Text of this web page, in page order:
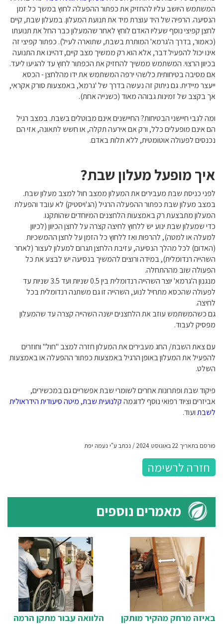
המשתמש היושב עליו להחזיק את כפתור ההפעלה לחוץ במשך כל זמן
הנסיעה. הרפיה של היד עוצרת מיד את תנועת המעלון. במעלון שבת, קיים
לחצן קפיצי נוסף שעליו האדם לוחץ לאחר שהמעלון כבר החל את תנועתו
(כאמור, בדרך ה'גרמא' המותרת בשבת, שתוארה לעיל). כפתור קפיצי זה
אינו יכול להפעיל דבר, אלא הוא רק ממשיך מצב קיים, דהיינו את התנועה
בכיוון הרצוי. המשתמש ממשיך להחזיק את הכפתור לחוץ עד להגיעו ליעד.
אם מסיבה בטיחותית כלשהי ירפה המשתמש את ידו מהלחצן - הכסא
ייעצר מיידית. גם ניתוק זה נעשה בדרך של 'גרמא', באמצעות סורק אקראי,
אך בקצב של זמינות גבוהה מאוד (כשנייה אחת).
ומה לגבי חיישני הבטיחות? החיישנים אינם מבוטלים בשבת. במצב רגיל
הם אינם מופעלים כלל, ורק אם אירעה תקלה, או חשש לתאונה, אזי הם
נכנסים לפעולה אוטומטית, ללא תלות באדם.
איך מופעל מעלון שבת?
לפני כניסת שבת מעבירים את המעלון ממצב חול למצב מעלון שבת.
במצב מעלון שבת כפתור ההפעלה הרגיל (הג'ויסטיק) לא עובד והפעלת
המעלון מתבצעת רק באמצעות הלחצנים המיוחדים שהותקנו.
כדי שמעלון שבת ינוע יש ללחוץ לחיצה קצרה על לחצן הכיוון (לכיוון
למעלה או למטה), להרפות ואז ללחוץ כל הזמן על לחצן ההמשכיות
(האדום) לכל מהלך הנסיעה, עזיבת הלחצן תגרום למעלון לעצור (לאחר
השהייה רנדומלית), במידה ורוצים להמשיך בנסיעה יש לבצע את כל
הפעולה שוב מההתחלה.
מנגנון ה'גרמא' יוצר השהייה רנדומלית בין 0.5 שניות ועד 3.5 שניות עד
לפעולה שהכסא מתחיל לנוע, השהייה זו גם משתנה רנדומלית בכל
לחיצה.
גם כשהמשתמש עוזב את הלחצנים ישנה השהייה קצרה עד שהמעלון
מפסיק לעבוד.
עם צאת השבת/ החג מעבירים את המעלון חזרה למצב "חול" וחוזרים
להפעיל את המעלון באופן הרגיל באמצעות כפתור ההפעלה או באמצעות
השלט.
פיקוד שבת ופתרונות אחרים לשומרי שבת אפשריים גם במכשירים,
אביזרים וציוד רפואי נוסף לדוגמהקלנועית שבת, מיטה סיעודית הידראולית
לשבתועוד.
פורסם בתאריך 22 באוגוסט 2024 / נכתב ע"י נעמה יפת
חזרה לרשימה
מאמרים נוספים
הלוואה עבור מתקן הרמה
באיזה מרחק מהקיר מותקן